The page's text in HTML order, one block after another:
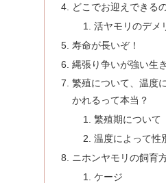
どこでお迎えできる
活ヤモリのデメ
寿命が長いぞ！
縄張り争いが強い生
繁殖について、温度
かれるって本当？
繁殖期について
温度によって性
ニホンヤモリの飼育
ケージ